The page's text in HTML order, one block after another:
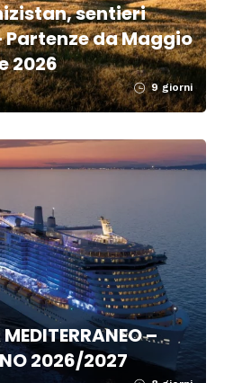
sentieri
da Maggio
2026
9 giorni
–
2026/2027